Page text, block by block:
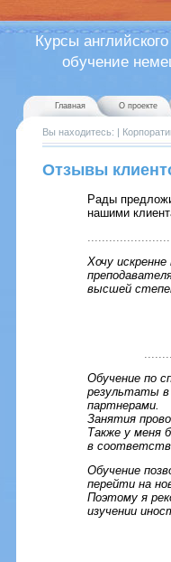
Курсы
обучение
Главная О проекте
Вы находитесь: |
Отзывы
Рады
нашими
Хочу
высшей
Обучение по
результаты в
партнерами.
Занятия
Также у меня
в
Обучение
перейти на
Поэтому я
изучении